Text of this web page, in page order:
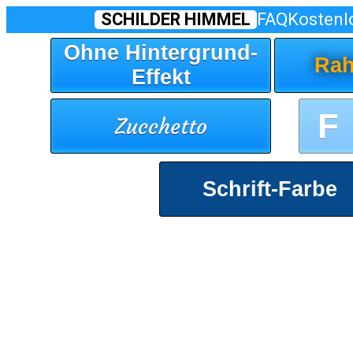
SCHILDER HIMMEL FAQ
Ohne Hintergrund-
Effekt
Zucchetto F
Schrift-Farbe